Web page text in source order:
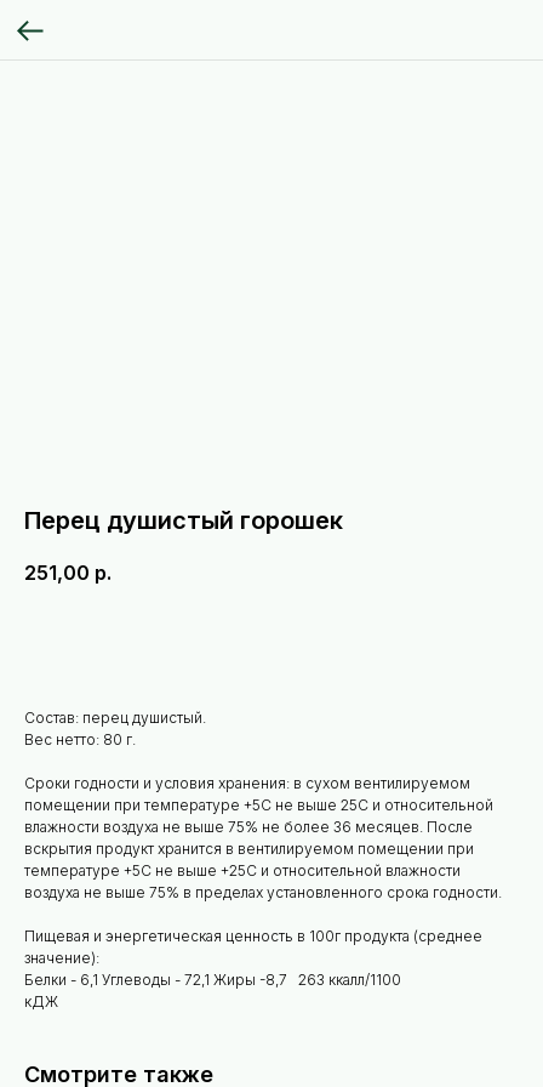
Перец душистый горошек
251,00 р.
Состав: перец душистый.
Вес нетто: 80 г.
Сроки годности и условия хранения: в сухом вентилируемом
помещении при температуре +5С не выше 25С и относительной
влажности воздуха не выше 75% не более 36 месяцев. После
вскрытия продукт хранится в вентилируемом помещении при
температуре +5С не выше +25С и относительной влажности
воздуха не выше 75% в пределах установленного срока годности.
Пищевая и энергетическая ценность в 100г продукта (среднее
значение):
Белки - 6,1 Углеводы - 72,1 Жиры -8,7 263 ккалл/1100
кДЖ
Смотрите также